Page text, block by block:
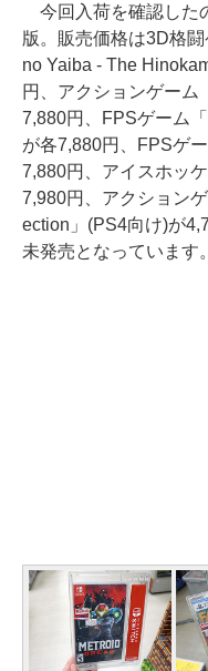
今回入荷を確認した
版。販売価格は3D格
no Yaiba - The
円、アクションゲーム
7,880円、FPSゲーム
が各7,880円、FPSゲ
7,880円、アイスホッ
7,980円、アクション
ection」(PS4向け)が
未発売となっています。